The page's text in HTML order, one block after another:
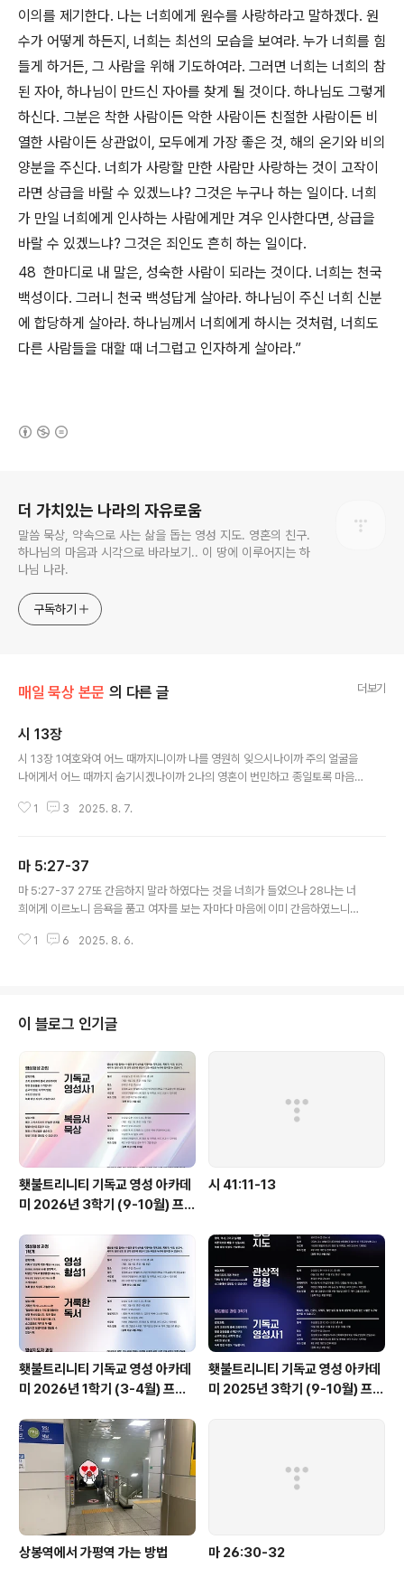
이의를 제기한다. 나는 너희에게 원수를 사랑하라고 말하겠다. 원
수가 어떻게 하든지, 너희는 최선의 모습을 보여라. 누가 너희를 힘
들게 하거든, 그 사람을 위해 기도하여라. 그러면 너희는 너희의 참
된 자아, 하나님이 만드신 자아를 찾게 될 것이다. 하나님도 그렇게
하신다. 그분은 착한 사람이든 악한 사람이든 친절한 사람이든 비
열한 사람이든 상관없이, 모두에게 가장 좋은 것, 해의 온기와 비의
양분을 주신다. 너희가 사랑할 만한 사람만 사랑하는 것이 고작이
라면 상급을 바랄 수 있겠느냐? 그것은 누구나 하는 일이다. 너희
가 만일 너희에게 인사하는 사람에게만 겨우 인사한다면, 상급을
바랄 수 있겠느냐? 그것은 죄인도 흔히 하는 일이다.
48 한마디로 내 말은, 성숙한 사람이 되라는 것이다. 너희는 천국
백성이다. 그러니 천국 백성답게 살아라. 하나님이 주신 너희 신분
에 합당하게 살아라. 하나님께서 너희에게 하시는 것처럼, 너희도
다른 사람들을 대할 때 너그럽고 인자하게 살아라.”
더 가치있는 나라의 자유로움
말씀 묵상, 약속으로 사는 삶을 돕는 영성 지도. 영혼의 친구.
하나님의 마음과 시각으로 바라보기.. 이 땅에 이루어지는 하
나님 나라.
구독하기
매일 묵상 본문 의 다른 글 더보기
시 13장
시 13장 1여호와여 어느 때까지니이까 나를 영원히 잊으시나이까 주의 얼굴을
나에게서 어느 때까지 숨기시겠나이까 2나의 영혼이 번민하고 종일토록 마음에
하리이까 3여호와 내 하나님이여 나를 생각하사 응답하시고 나의 눈을 밝히소
다 5나는 오직 주의 사랑을 의지하였사오니 나의 마음은 주의 구원을 기뻐하리
이다 6내가 여호와를 찬송하리니 이는 주께서 내게 은덕을 베푸심이로다 메시
지 성경 1-2 하나님, 그만하면 충분합니다. 너무 오래도록 나를 못 본 체하시고
1 3 2025. 8. 7.
마 5:27-37
마 5:27-37 27또 간음하지 말라 하였다는 것을 너희가 들었으나 28나는 너
희에게 이르노니 음욕을 품고 여자를 보는 자마다 마음에 이미 간음하였느니라
없어지고 온 몸이 지옥에 던져지지 않는 것이 유익하며 30또한 만일 네 오른손
한 이유 없이 아내를 버리면 이는 그로 간음하게 함이요 또 누구든지 버림받은
여자에게 장가드는 자도 간음함이니라 33또 옛 사람에게 말한 바 헛 맹세를 하
지 말고 네 맹세한..
1 6 2025. 8. 6.
이 블로그 인기글
횃불트리니티 기독교 영성 아카데
미 2026년 3학기 (9-10월) 프로
시 41:11-13
횃불트리니티 기독교 영성 아카데
미 2026년 1학기 (3-4월) 프로
횃불트리니티 기독교 영성 아카데
미 2025년 3학기 (9-10월) 프로
상봉역에서 가평역 가는 방법 마 26:30-32